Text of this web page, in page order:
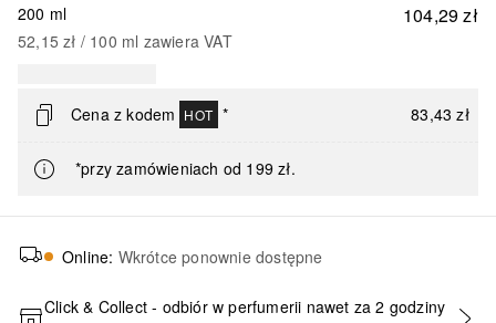
104,29 zł
200 ml
52,15 zł / 100 ml zawiera VAT
Cena z kodem HOT * 83,43 zł
*przy zamówieniach od 199 zł.
Online: Wkrótce ponownie dostępne
Click & Collect - odbiór w perfumerii nawet za 2 godziny